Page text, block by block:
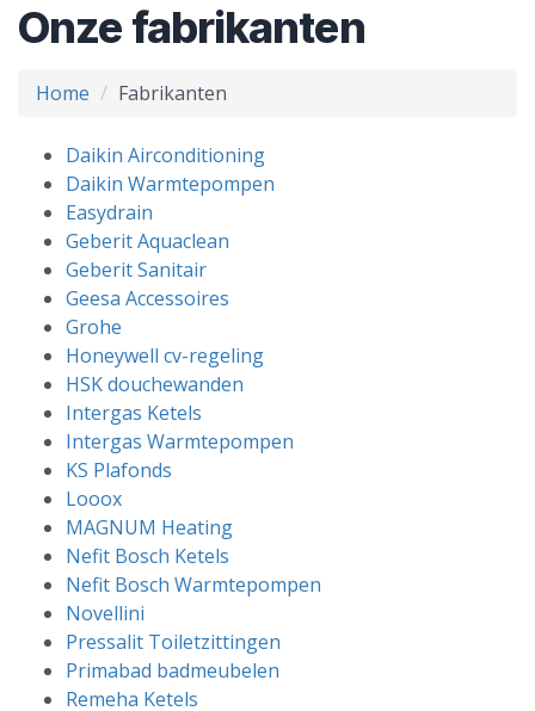
Onze fabrikanten
Home Fabrikanten
Daikin Airconditioning
Daikin Warmtepompen
Easydrain
Geberit Aquaclean
Geberit Sanitair
Geesa Accessoires
Grohe
Honeywell cv-regeling
HSK douchewanden
Intergas Ketels
Intergas Warmtepompen
KS Plafonds
Looox
MAGNUM Heating
Nefit Bosch Ketels
Nefit Bosch Warmtepompen
Novellini
Pressalit Toiletzittingen
Primabad badmeubelen
Remeha Ketels